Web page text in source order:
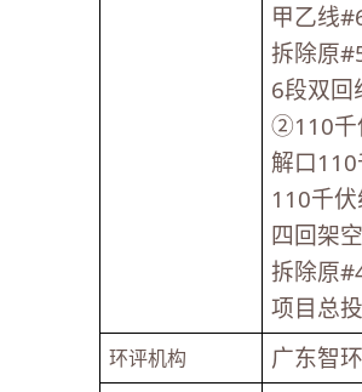
甲乙线
拆除原
6段双回
②110千
解口
110千
四回架
拆除原
项目总
环评机构
广东智